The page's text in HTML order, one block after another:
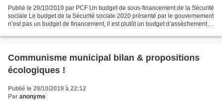
Publié le 29/10/2019 par PCF Un budget de sous-financement de la Sécurité
sociale Le budget de la Sécurité sociale 2020 présenté par le gouvernement
n’est pas un budget de financement, il est plutôt un budget d’assèchement
Communisme municipal bilan & propositions
écologiques !
Publié le 29/10/2019 à 22:12
Par anonyme